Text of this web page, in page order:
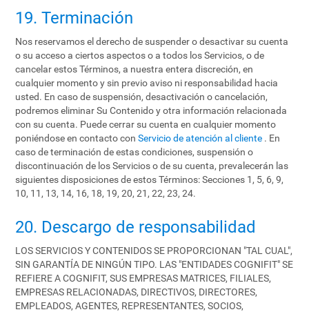
19. Terminación
Nos reservamos el derecho de suspender o desactivar su cuenta
o su acceso a ciertos aspectos o a todos los Servicios, o de
cancelar estos Términos, a nuestra entera discreción, en
cualquier momento y sin previo aviso ni responsabilidad hacia
usted. En caso de suspensión, desactivación o cancelación,
podremos eliminar Su Contenido y otra información relacionada
con su cuenta. Puede cerrar su cuenta en cualquier momento
poniéndose en contacto conServicio de atención al cliente . En
caso de terminación de estas condiciones, suspensión o
discontinuación de los Servicios o de su cuenta, prevalecerán las
siguientes disposiciones de estos Términos: Secciones 1, 5, 6, 9,
10, 11, 13, 14, 16, 18, 19, 20, 21, 22, 23, 24.
20. Descargo de responsabilidad
LOS SERVICIOS Y CONTENIDOS SE PROPORCIONAN "TAL CUAL",
SIN GARANTÍA DE NINGÚN TIPO. LAS "ENTIDADES COGNIFIT" SE
REFIERE A COGNIFIT, SUS EMPRESAS MATRICES, FILIALES,
EMPRESAS RELACIONADAS, DIRECTIVOS, DIRECTORES,
EMPLEADOS, AGENTES, REPRESENTANTES, SOCIOS,